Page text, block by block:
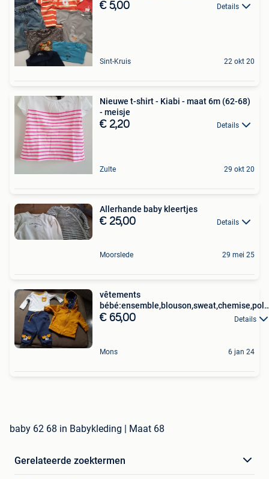
€ 5,00 Details
Sint-Kruis 22 okt 20
Nieuwe t-shirt - Kiabi - maat 6m (62-68)
- meisje
€ 2,20 Details
Zulte 29 okt 20
Allerhande baby kleertjes
€ 25,00 Details
Moorslede 29 mei 25
vêtements
Taille 68
€ 65,00 Details
Mons 6 jan 24
baby 62 68 in Babykleding | Maat 68
Gerelateerde zoektermen